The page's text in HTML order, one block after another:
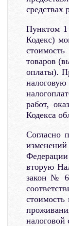
средствах
Пунктом 1
Кодекс)
товаров
оплаты).
работ,
Кодекса
Согласно
вторую
закон №
налоговой